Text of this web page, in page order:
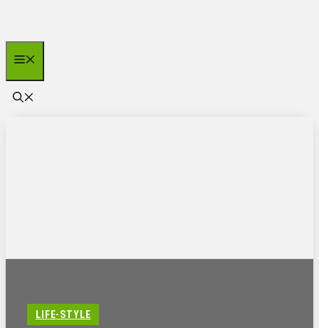
springen
LIFE-STYLE